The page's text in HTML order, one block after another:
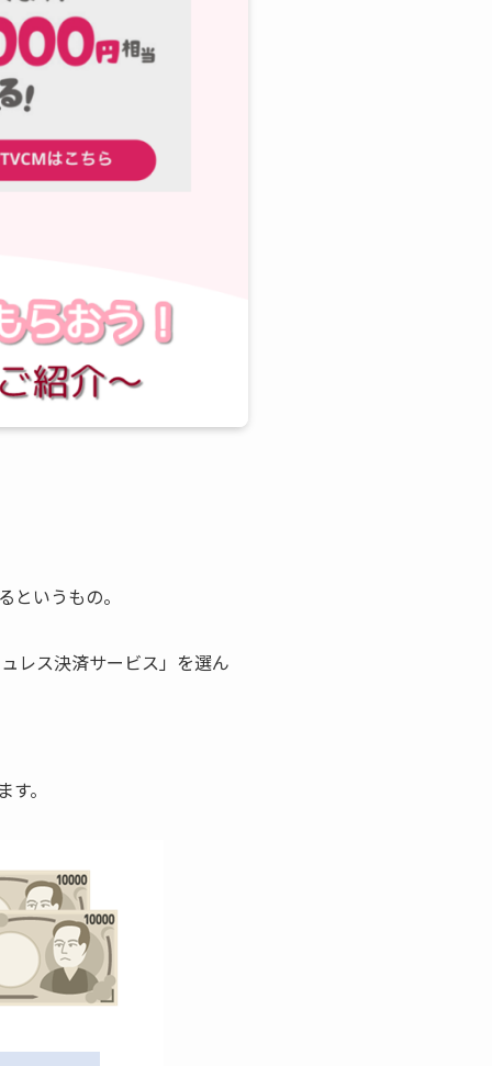
いうもの。
レス決済サービス」を選ん
。